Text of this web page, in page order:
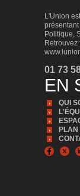
L'Union
Politique,
01 73
EN
QUI
PLAN